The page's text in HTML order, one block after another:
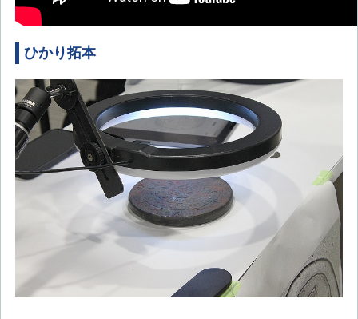
ひかり拓本